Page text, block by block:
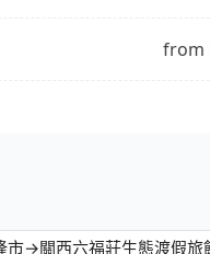
from
市→關西六福莊生態渡假旅